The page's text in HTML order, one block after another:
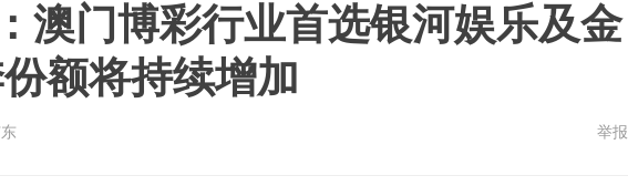
澳门博彩行业首选银河娱乐及金
额将持续增加
举报